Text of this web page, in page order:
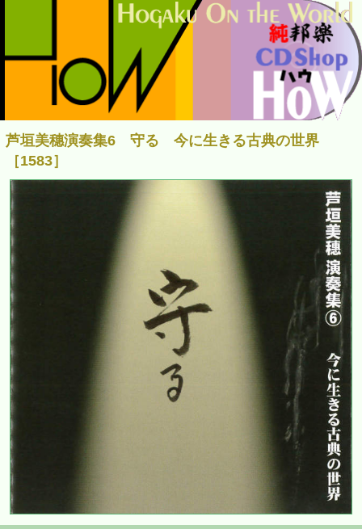
芦垣美穗演奏集6 守る 今に生きる古典の世界
［1583］